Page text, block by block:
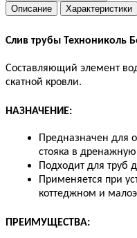
Описание
Характеристики
Слив трубы Технониколь
Составляющий элемент
скатной кровли.
НАЗНАЧЕНИЕ:
Предназначен для
стояка в
Подходит для труб
Применяется при
коттеджном и
ПРЕИМУЩЕСТВА: